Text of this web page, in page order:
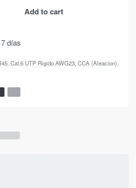
Add to cart
días
, Cat.6 UTP Rigido AWG23, CCA (Aleacion),